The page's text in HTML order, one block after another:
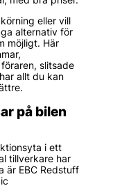
eller vill
alternativ för
möjligt. Här
slitsade
allt du kan
på bilen
i ett
tillverkare har
är EBC Redstuff